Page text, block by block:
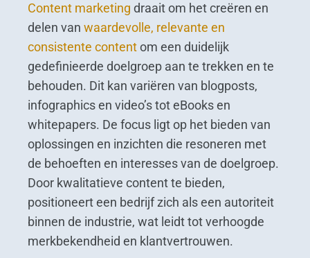
Content marketing draait om het creëren en
delen van waardevolle, relevante en
consistente contentom een duidelijk
gedefinieerde doelgroep aan te trekken en te
behouden. Dit kan variëren van blogposts,
infographics en video’s tot eBooks en
whitepapers. De focus ligt op het bieden van
oplossingen en inzichten die resoneren met
de behoeften en interesses van de doelgroep.
Door kwalitatieve content te bieden,
positioneert een bedrijf zich als een autoriteit
binnen de industrie, wat leidt tot verhoogde
merkbekendheid en klantvertrouwen.